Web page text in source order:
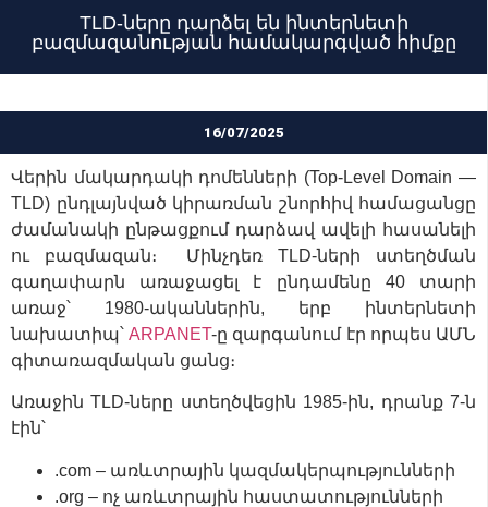
TLD-ները դարձել են ինտերնետի
բազմազանության համակարգված հիմքը
16/07/2025
Վերին մակարդակի դոմենների (Top-Level Domain —
TLD) ընդլայնված կիրառման շնորհիվ համացանցը
ժամանակի ընթացքում դարձավ ավելի հասանելի
ու բազմազան։ Մինչդեռ TLD-ների ստեղծման
գաղափարն առաջացել է ընդամենը 40 տարի
առաջ՝ 1980-ականներին, երբ ինտերնետի
նախատիպ՝ ARPANET-ը զարգանում էր որպես ԱՄՆ
գիտառազմական ցանց։
Առաջին TLD-ները ստեղծվեցին 1985-ին, դրանք 7-ն
էին՝
.com – առևտրային կազմակերպությունների
.org – ոչ առևտրային հաստատությունների